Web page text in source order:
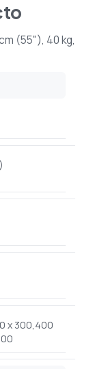
(55"), 40 kg,
x 300,400